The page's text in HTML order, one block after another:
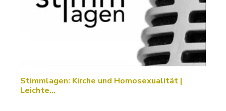
Stimmlagen: Kirche und Homosexualität |
Leichte…